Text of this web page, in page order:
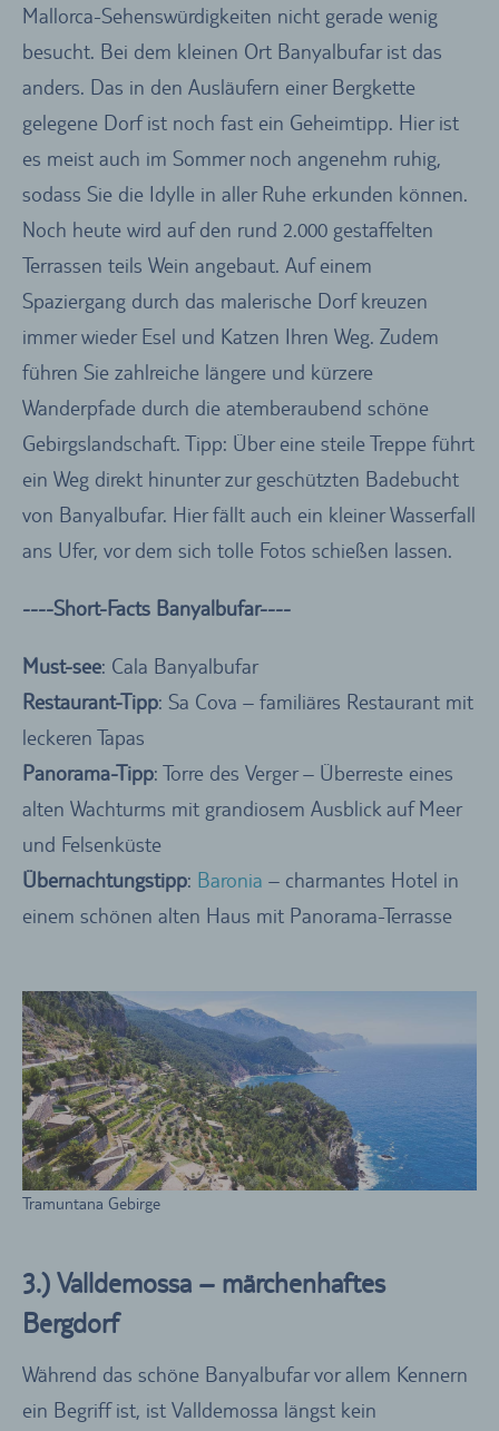
Mallorca-Sehenswürdigkeiten nicht gerade wenig
besucht. Bei dem kleinen Ort Banyalbufar ist das
anders. Das in den Ausläufern einer Bergkette
gelegene Dorf ist noch fast ein Geheimtipp. Hier ist
es meist auch im Sommer noch angenehm ruhig,
sodass Sie die Idylle in aller Ruhe erkunden können.
Noch heute wird auf den rund 2.000 gestaffelten
Terrassen teils Wein angebaut. Auf einem
Spaziergang durch das malerische Dorf kreuzen
immer wieder Esel und Katzen Ihren Weg. Zudem
führen Sie zahlreiche längere und kürzere
Wanderpfade durch die atemberaubend schöne
Gebirgslandschaft. Tipp: Über eine steile Treppe führt
ein Weg direkt hinunter zur geschützten Badebucht
von Banyalbufar. Hier fällt auch ein kleiner Wasserfall
ans Ufer, vor dem sich tolle Fotos schießen lassen.
----Short-Facts Banyalbufar----
Must-see: Cala Banyalbufar
Restaurant-Tipp: Sa Cova – familiäres Restaurant mit
leckeren Tapas
Panorama-Tipp: Torre des Verger – Überreste eines
alten Wachturms mit grandiosem Ausblick auf Meer
und Felsenküste
Übernachtungstipp: Baronia – charmantes Hotel in
einem schönen alten Haus mit Panorama-Terrasse
Tramuntana Gebirge
3.) Valldemossa – märchenhaftes
Bergdorf
Während das schöne Banyalbufar vor allem Kennern
ein Begriff ist, ist Valldemossa längst kein